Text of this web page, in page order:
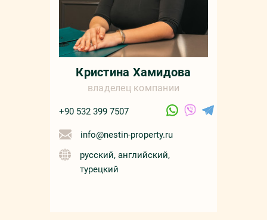
Кристина Хамидова
владелец компании
+90 532 399 7507
info@nestin-property.ru
русский, английский,
турецкий